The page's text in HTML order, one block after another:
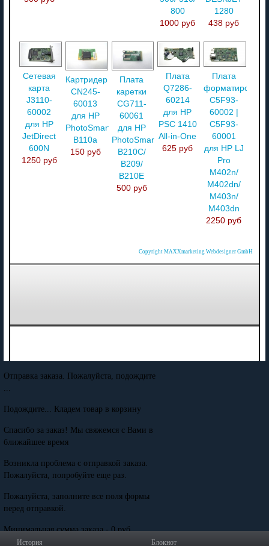
800
1000 руб
1280
438 руб
Сетевая
карта
J3110-
60002
для HP
JetDirect
600N
1250 руб
Картридер
CN245-
60013
для HP
PhotoSmart
B110a
150 руб
Плата
каретки
CG711-
60061
для HP
PhotoSmart
B210C/
B209/
B210E
500 руб
Плата
Q7286-
60214
для HP
PSC 1410
All-in-One
625 руб
Плата
C5F93-
60002 |
C5F93-
60001
для HP LJ
Pro
M402n/
M402dn/
M403n/
M403dn
2250 руб
Copyright MAXXmarketing Webdesigner GmbH
История Блокнот
Отправка заказа. Пожалуйста, подождите
...
Подождите... Кладем товар в корзину
Спасибо за заказ! Мы свяжемся с Вами в
ближайшее время
Возникла проблема с отправкой заказа.
Пожалуйста, попробуйте еще раз.
Пожалуйста, заполните все поля формы
перед отправкой.
Минимальная сумма заказа - 0 руб.